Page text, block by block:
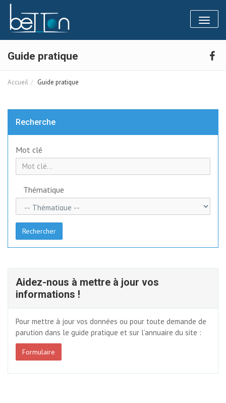
Toggle
Guide pratique
Accueil Guide pratique
Recherche
Mot clé
Thématique
Rechercher
Aidez-nous à mettre à jour vos
informations !
Pour mettre à jour vos données ou pour toute demande de
parution dans le guide pratique et sur l’annuaire du site :
Formulaire
Panneau de gestion des cookies